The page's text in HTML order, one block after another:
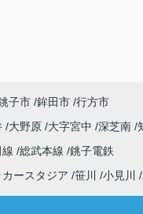
子市 鉾田市 行方市
大野原 大字宮中 深芝南
線 総武本線 銚子電鉄
カースタジア 笹川 小見川